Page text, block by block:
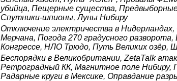
убийца, Пещерные существа,
Спутники-шпионы, Луны Нибиру
Отключение электричества в
Мерчана, Погода 270 градусного
Конгрессе, НЛО Трюдо, Путь Великих озёр,
Беспорядки в Великобритании, ZetaTalk
Ретроградный КК, Магнитное поле Нибиру,
Радарные круги в Мексике, Оправдание